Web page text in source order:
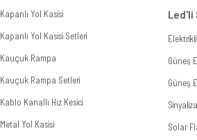
Kapanlı Yol Kasisi
Kapanlı Yol Kasisi Setleri
Kauçuk Rampa
Kauçuk Rampa Setleri
Kablo Kanallı Hız Kesici
Metal Yol Kasisi
Led'li
Güneş
Güneş
Solar